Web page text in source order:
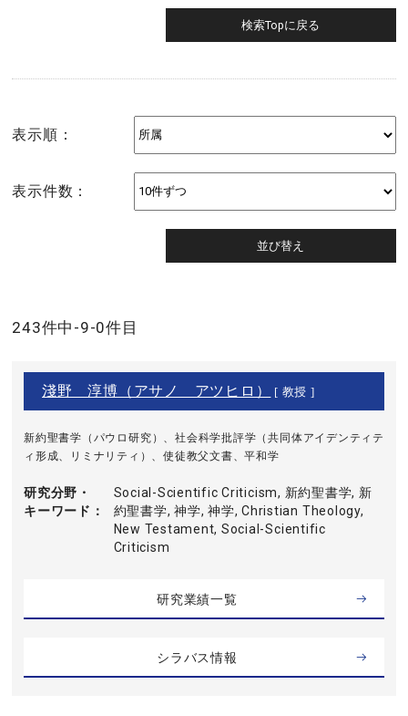
表示順：
表示件数：
243件中-9-0件目
淺野 淳博（アサノ アツヒロ） [ 教授 ]
新約聖書学（パウロ研究）、社会科学批評学（共同体アイデンティテ
ィ形成、リミナリティ）、使徒教父文書、平和学
研究分野・
キーワード
Social-Scientific Criticism, 新約聖書学, 新
約聖書学, 神学, 神学, Christian Theology,
New Testament, Social-Scientific
Criticism
研究業績一覧
シラバス情報